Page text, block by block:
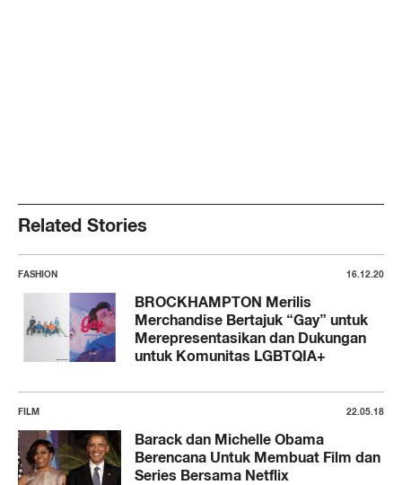
Related Stories
FASHION 16.12.20
BROCKHAMPTON Merilis
Merchandise Bertajuk “Gay” untuk
Merepresentasikan dan Dukungan
untuk Komunitas LGBTQIA+
FILM 22.05.18
Barack dan Michelle Obama
Berencana Untuk Membuat Film dan
Series Bersama Netflix